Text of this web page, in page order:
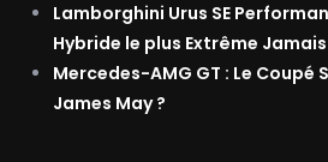
Lamborghini Urus SE
Hybride le plus Extrême
Mercedes-AMG GT : Le Coupé
James May ?